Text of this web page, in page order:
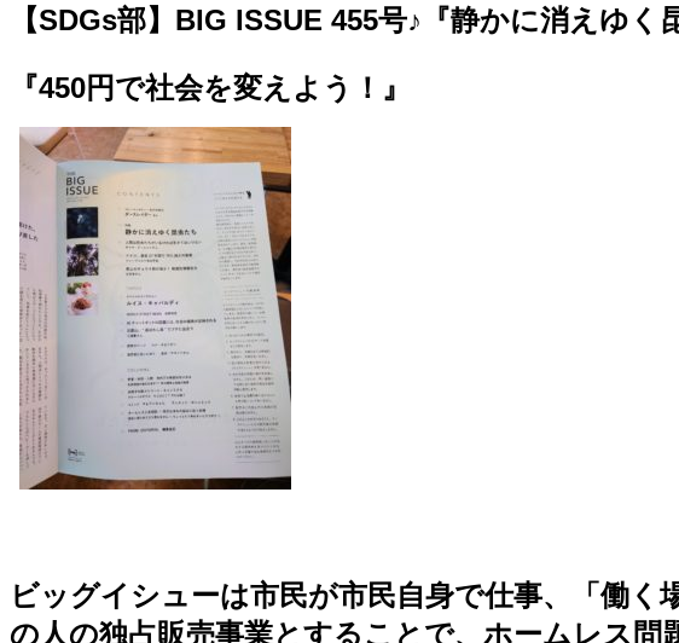
【SDGs部】BIG ISSUE 455号♪『静かに消えゆく
『450円で社会を変えよう！』
ビッグイシューは市民が市民自身で仕事、「働
の人の独占販売事業とすることで、ホームレス